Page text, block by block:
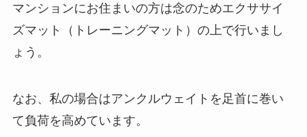
マンションにお住まいの方は念のためエクササイ
ズマット（トレーニングマット）の上で行いまし
ょう。
なお、私の場合はアンクルウェイトを足首に巻い
て負荷を高めています。